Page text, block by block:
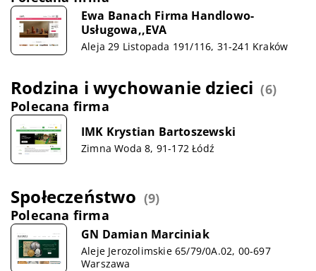
Ewa Banach Firma Handlowo-
Usługowa,,EVA
Aleja 29 Listopada 191/116, 31-241 Kraków
Rodzina i wychowanie dzieci (6)
Polecana firma
IMK Krystian Bartoszewski
Zimna Woda 8, 91-172 Łódź
Społeczeństwo (9)
Polecana firma
GN Damian Marciniak
Aleje Jerozolimskie 65/79/0A.02, 00-697
Warszawa